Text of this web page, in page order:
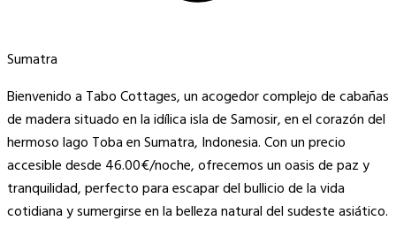
Sumatra
Bienvenido a Tabo Cottages, un acogedor complejo de cabañas
de madera situado en la idílica isla de Samosir, en el corazón del
hermoso lago Toba en Sumatra, Indonesia. Con un precio
accesible desde 46.00€/noche, ofrecemos un oasis de paz y
tranquilidad, perfecto para escapar del bullicio de la vida
cotidiana y sumergirse en la belleza natural del sudeste asiático.